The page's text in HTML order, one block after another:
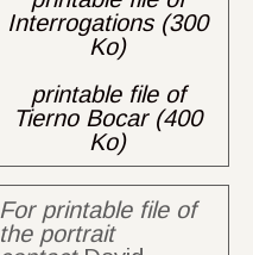
Interrogations (300
Ko)
printable file of
Tierno Bocar (400
Ko)
For printable file of
the portrait